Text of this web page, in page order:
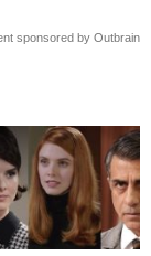
sponsored by Outbrain